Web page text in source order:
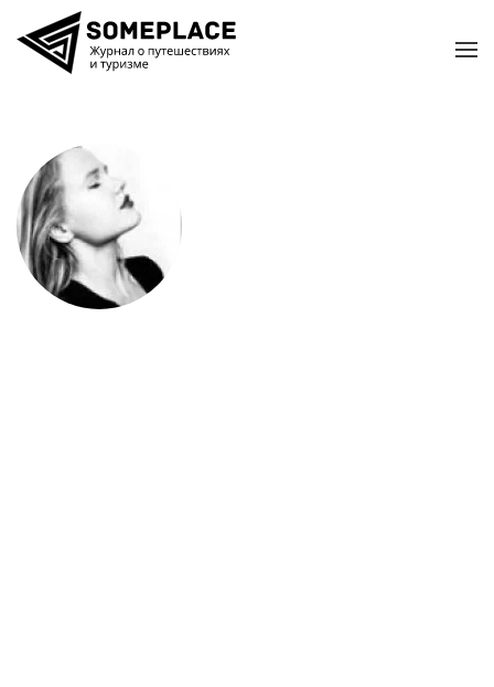
Перейти к содержимому